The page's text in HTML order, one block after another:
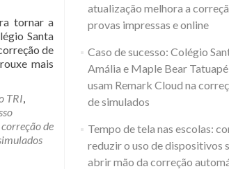
tornar a
Santa
de
mais
TRI,
correção de
atualização melhora a
provas impressas e online
Caso de sucesso: Colégio
Amália e Maple Bear Tatuapé
usam Remark Cloud na
de simulados
Tempo de tela nas escolas:
reduzir o uso de dispositivos
abrir mão da correção